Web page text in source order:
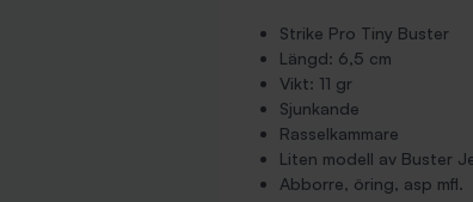
Strike Pro Tiny Buster
Längd: 6,5 cm
Vikt: 11 gr
Sjunkande
Rasselkammare
Liten modell av Buster
Abborre, öring, asp mfl.